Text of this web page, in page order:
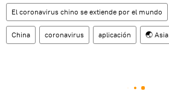
El coronavirus chino se extiende por el mundo
China coronavirus aplicación 🌏 Asia